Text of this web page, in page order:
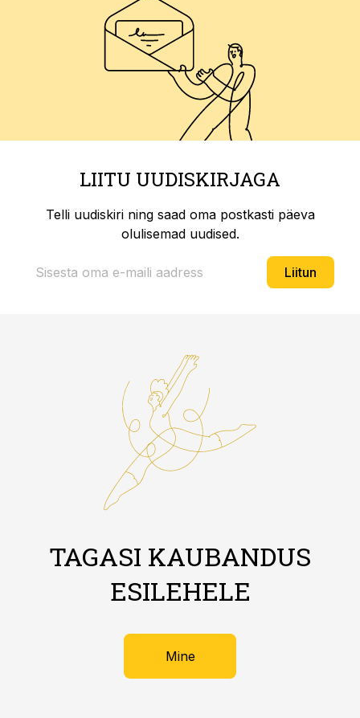
LIITU UUDISKIRJAGA
Telli uudiskiri ning saad oma postkasti päeva
olulisemad uudised.
Liitun
TAGASI KAUBANDUS
ESILEHELE
Mine